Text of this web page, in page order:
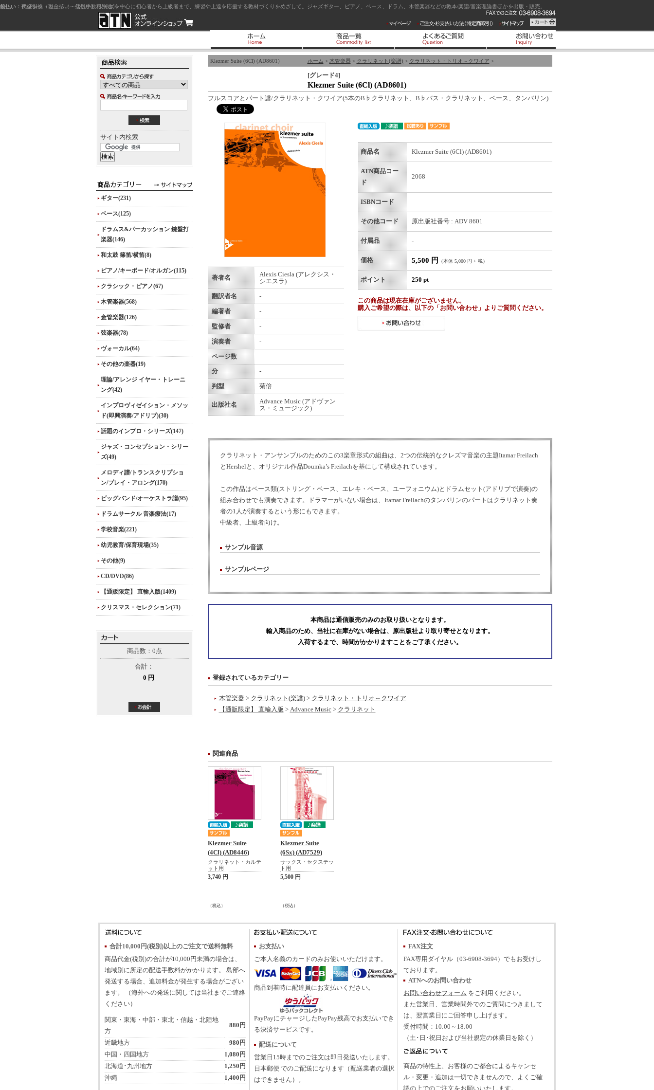
ジャズを中心に初心者から上級者まで、練習や上達を応援する教材づくりをめざして。ジャズギター、ピアノ、ベース、ドラム、木管楽器などの教本/楽譜/音楽理論書ほかを出版・販売。
サイト内検索
ギター(231)
ベース(125)
ドラムス&パーカッション 鍵盤打
楽器(146)
和太鼓 篠笛/横笛(8)
ピアノ/キーボード/オルガン(115)
クラシック・ピアノ(67)
木管楽器(568)
金管楽器(126)
弦楽器(78)
ヴォーカル(64)
その他の楽器(19)
理論/アレンジ イヤー・トレーニ
ング(42)
インプロヴィゼイション・メソッ
ド(即興演奏/アドリブ)(30)
話題のインプロ・シリーズ(147)
ジャズ・コンセプション・シリー
ズ(49)
メロディ譜/トランスクリプショ
ン/プレイ・アロング(170)
ビッグバンド/オーケストラ譜(95)
ドラムサークル 音楽療法(17)
学校音楽(221)
幼児教育/保育現場(35)
その他(9)
CD/DVD(86)
【通販限定】 直輸入版(1409)
クリスマス・セレクション(71)
商品数：0点
合計：
0 円
ホーム > 木管楽器 > クラリネット(楽譜) > クラリネット・トリオ～クワイア >
Klezmer Suite (6Cl) (AD8601)
[グレード4]
Klezmer Suite (6Cl) (AD8601)
フルスコアとパート譜/クラリネット・クワイア(5本のB♭クラリネット、B♭バス・クラリネット、ベース、タンバリン)
著者名
Alexis Ciesla (アレクシス・
シエスラ)
翻訳者名 -
編著者 -
監修者 -
演奏者 -
ページ数
分 -
判型 菊倍
出版社名
Advance Music (アドヴァン
ス・ミュージック)
商品名 Klezmer Suite (6Cl) (AD8601)
ATN商品コー
ド
2068
ISBNコード
その他コード 原出版社番号 : ADV 8601
付属品 -
価格 5,500 円 （本体 5,000 円 + 税）
ポイント 250 pt
この商品は現在在庫がございません。
購入ご希望の際は、以下の「お問い合わせ」よりご質問ください。
クラリネット・アンサンブルのためのこの3楽章形式の組曲は、2つの伝統的なクレズマ音楽の主題Itamar Freilach
とHershelと、オリジナル作品Doumka’s Freilachを基にして構成されています。
この作品はベース類(ストリング・ベース、エレキ・ベース、ユーフォニウム)とドラムセット(アドリブで演奏)の
組み合わせでも演奏できます。ドラマーがいない場合は、Itamar Freilachのタンバリンのパートはクラリネット奏
者の1人が演奏するという形にもできます。
中級者、上級者向け。
サンプル音源
サンプルページ
本商品は通信販売のみのお取り扱いとなります。
輸入商品のため、当社に在庫がない場合は、原出版社より取り寄せとなります。
入荷するまで、時間がかかりますことをご了承ください。
登録されているカテゴリー
木管楽器 > クラリネット(楽譜)> クラリネット・トリオ～クワイア
【通販限定】 直輸入版 > Advance Music> クラリネット
関連商品
Klezmer Suite
(4Cl) (AD8446)
クラリネット・カルテ
ット用
3,740 円
（税込）
Klezmer Suite
(6Sx) (AD7529)
サックス・セクステッ
ト用
5,500 円
（税込）
合計10,000円(税別)以上のご注文で送料無料
商品代金(税別)の合計が10,000円未満の場合は、
地域別に所定の配送手数料がかかります。 島部へ
発送する場合、追加料金が発生する場合がござい
ます。 （海外への発送に関しては当社までご連絡
ください）
関東・東海・中部・東北・信越・北陸地
方
880円
近畿地方
980円
中国・四国地方
1,080円
北海道･九州地方
1,250円
沖縄
1,400円
お支払い
前払い：クレジットカード（一括払い）
ご本人名義のカードのみお使いいただけます。
後払い：代金引換（現金払い・代引手数料別途）
商品到着時に配達員にお支払いください。
前払い：PayPay
PayPayにチャージしたPayPay残高でお支払いでき
る決済サービスです。
配送について
営業日15時までのご注文は即日発送いたします。
日本郵便 でのご配送になります（配送業者の選択
はできません）。
FAX注文
FAX専用ダイヤル（03-6908-3694）でもお受けし
ております。
ATNへのお問い合わせ
お問い合わせフォーム をご利用ください。
また営業日、営業時間外でのご質問につきまして
は、翌営業日にご回答申し上げます。
受付時間：10:00～18:00
（土･日･祝日および当社規定の休業日を除く）
商品の特性上、お客様のご都合によるキャンセ
ル・変更・追加は一切できませんので、よくご確
認の上でのご注文をお願いいたします。